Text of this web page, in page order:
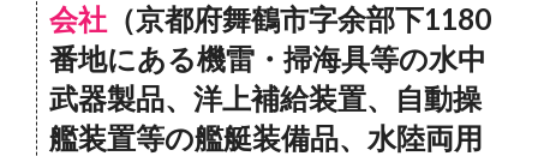
会社 （京都府舞鶴市字余部下1180
番地にある機雷・掃海具等の水中
武器製品、洋上補給装置、自動操
艦装置等の艦艇装備品、水陸両用